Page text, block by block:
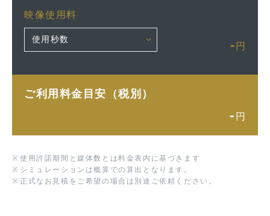
映像使用料
- 円
ご利用料金目安（税別）
- 円
※ 使用許諾期間と媒体数とは料金表内に基づきます
※ シミュレーションは概算での算出となります。
※ 正式なお見積をご希望の場合は別途ご依頼ください。